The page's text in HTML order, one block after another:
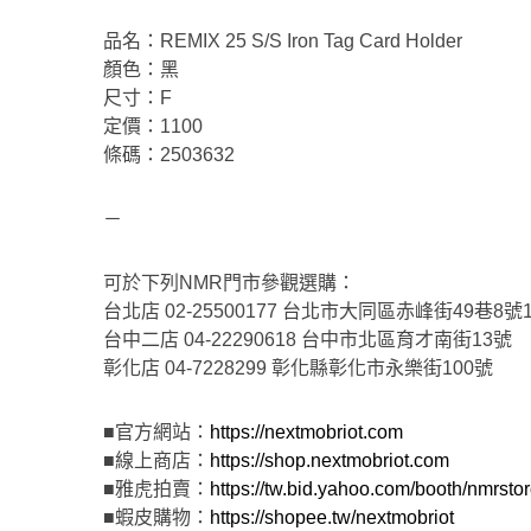
品名：REMIX 25 S/S Iron Tag Card Holder
顏色：黑
尺寸：F
定價：1100
條碼：2503632
－
可於下列NMR門市參觀選購：
台北店 02-25500177 台北市大同區赤峰街49巷8號
台中二店 04-22290618 台中市北區育才南街13號
彰化店 04-7228299 彰化縣彰化市永樂街100號
■官方網站： https://nextmobriot.com
■線上商店： https://shop.nextmobriot.com
■雅虎拍賣： https://tw.bid.yahoo.com/booth/
■蝦皮購物： https://shopee.tw/nextmobriot